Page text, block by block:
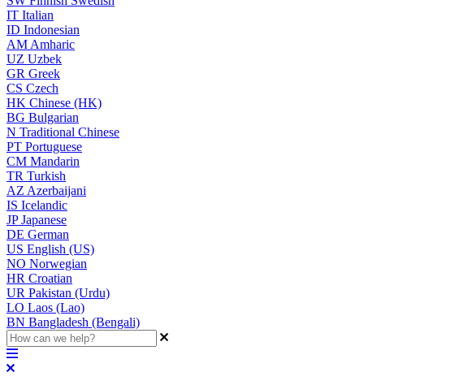
IT Italian
ID Indonesian
AM Amharic
UZ Uzbek
GR Greek
CS Czech
HK Chinese (HK)
BG Bulgarian
N Traditional Chinese
PT Portuguese
CM Mandarin
TR Turkish
AZ Azerbaijani
IS Icelandic
JPJapanese
DE German
US English (US)
NO Norwegian
HR Croatian
UR Pakistan (Urdu)
LO Laos (Lao)
BN Bangladesh (Bengali)